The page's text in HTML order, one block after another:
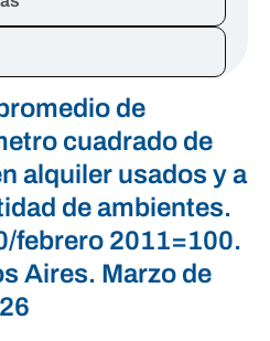
de
cuadrado de
alquiler usados y a
de ambientes.
febrero 2011=100.
Aires. Marzo de